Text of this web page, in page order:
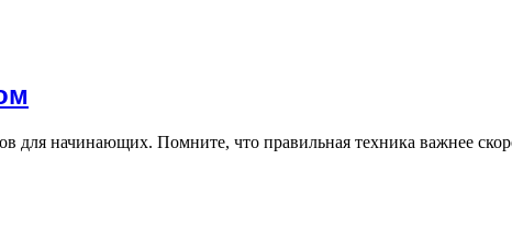
для начинающих. Помните, что правильная техника важнее